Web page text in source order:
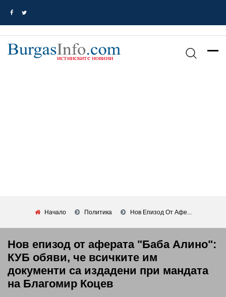
Начало Политика Нов Епизод От Афе...
Нов епизод от аферата "Баба Алино":
КУБ обяви, че всичките им
документи са издадени при мандата
на Благомир Коцев